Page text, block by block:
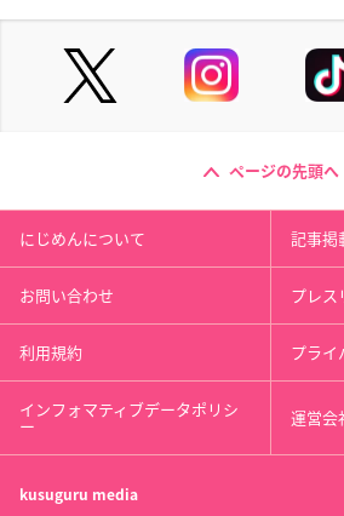
ページの先頭へ
にじめんについて 記事掲
お問い合わせ プレス
利用規約 プライ
インフォマティブデータポリシ
ー 運営会
kusuguru media